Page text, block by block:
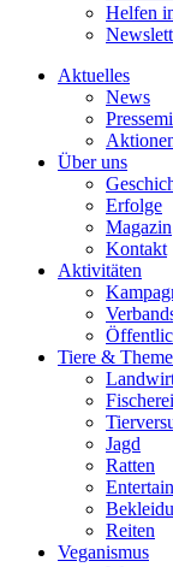
Helfen
Aktuelles
News
Über uns
Erfolge
Magazin
Kontakt
Aktivitäten
Tiere &
Fischerei
Jagd
Ratten
Reiten
Veganismus